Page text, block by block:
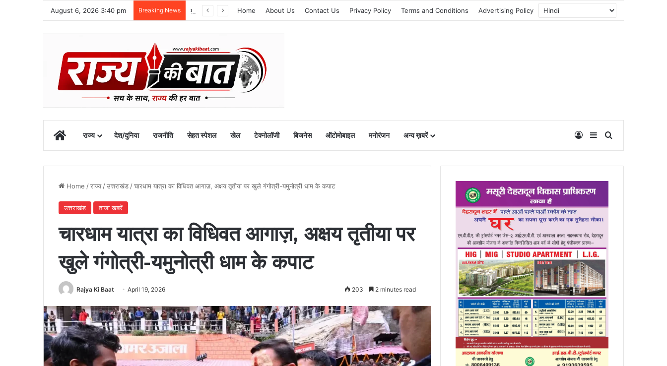
August 6, 2026 3:40 pm Breaking News Home About Us Contact Us Privacy Policy Terms and Conditions Advertising Policy
Homeराज्य देश/दुनिया राजनीति सेहत स्पेशल खेल टेक्नोलॉजी बिजनेस ऑटोमोबाइल मनोरंजन अन्य ख़बरें Log InSidebar
Home /राज्य /उत्तराखंड /चारधाम यात्रा का विधिवत आगाज़, अक्षय तृतीया पर खुले गंगोत्री-यमुनोत्री धाम के कपाट
उत्तराखंड ताजा खबरें
चारधाम यात्रा का विधिवत आगाज़, अक्षय तृतीया पर
खुले गंगोत्री-यमुनोत्री धाम के कपाट
Rajya Ki Baat April 19, 2026 203 2 minutes read